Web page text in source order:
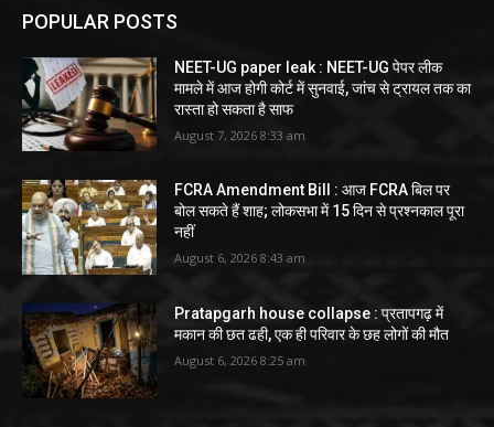
POPULAR POSTS
NEET-UG paper leak : NEET-UG पेपर लीक
मामले में आज होगी कोर्ट में सुनवाई, जांच से ट्रायल तक का
रास्ता हो सकता है साफ
August 7, 2026 8:33 am
FCRA Amendment Bill : आज FCRA बिल पर
बोल सकते हैं शाह; लोकसभा में 15 दिन से प्रश्नकाल पूरा
नहीं
August 6, 2026 8:43 am
Pratapgarh house collapse : प्रतापगढ़ में
मकान की छत ढही, एक ही परिवार के छह लोगों की मौत
August 6, 2026 8:25 am